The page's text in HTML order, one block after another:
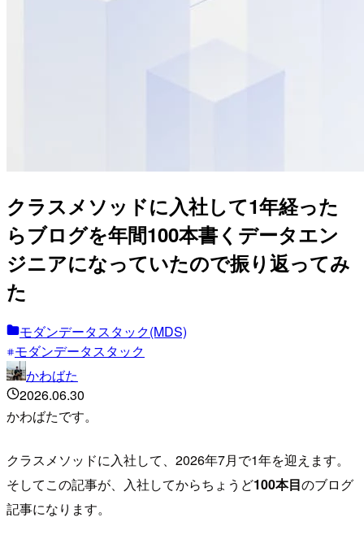
クラスメソッドに入社して1年経った
らブログを年間100本書くデータエン
ジニアになっていたので振り返ってみ
た
モダンデータスタック(MDS)
モダンデータスタック
かわばた
2026.06.30
かわばたです。
クラスメソッドに入社して、2026年7月で1年を迎えます。
そしてこの記事が、入社してからちょうど100本目のブログ
記事になります。